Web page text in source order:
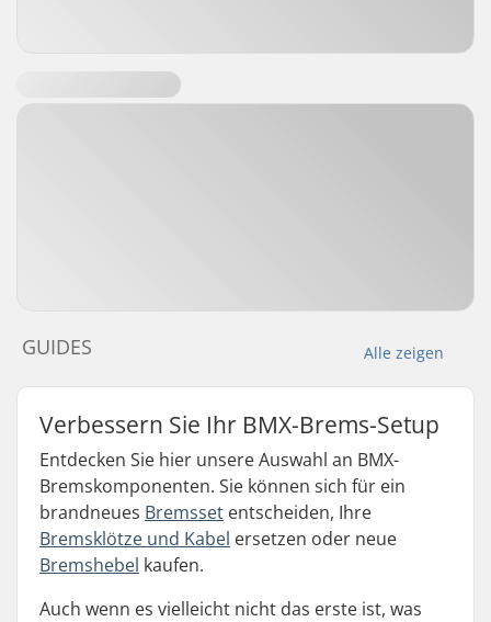
Alle zeigen
GUIDES
Verbessern Sie Ihr BMX-Brems-Setup
Entdecken Sie hier unsere Auswahl an BMX-
Bremskomponenten. Sie können sich für ein
brandneues Bremsset entscheiden, Ihre
Bremsklötze und Kabel ersetzen oder neue
Bremshebel kaufen.
Auch wenn es vielleicht nicht das erste ist, was